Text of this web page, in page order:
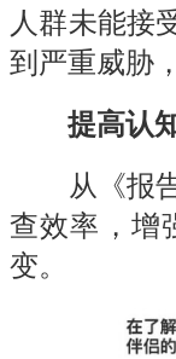
人群未能接
到严重威胁
提高认
从《报告
查效率，增
变。